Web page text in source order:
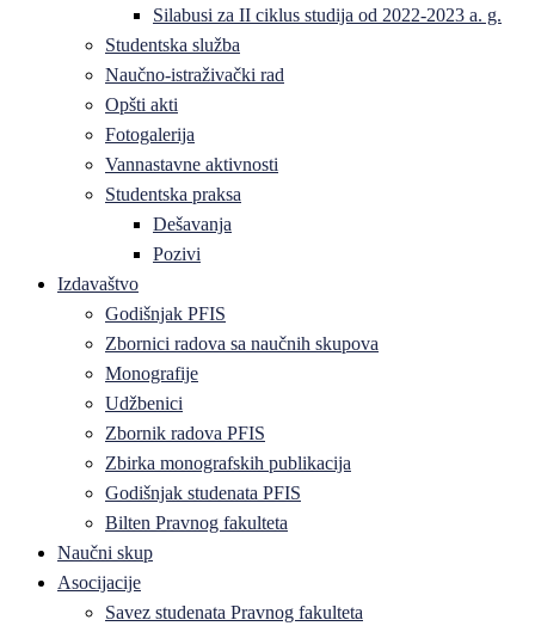
Silabusi za II ciklus studija od 2022-2023 a. g.
Studentska služba
Naučno-istraživački rad
Opšti akti
Fotogalerija
Vannastavne aktivnosti
Studentska praksa
Dešavanja
Pozivi
Izdavaštvo
Godišnjak PFIS
Zbornici radova sa naučnih skupova
Monografije
Udžbenici
Zbornik radova PFIS
Zbirka monografskih publikacija
Godišnjak studenata PFIS
Bilten Pravnog fakulteta
Naučni skup
Asocijacije
Savez studenata Pravnog fakulteta